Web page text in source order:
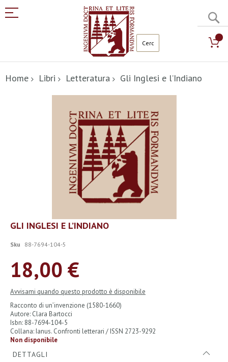
al
contenuto
Home Libri Letteratura Gli Inglesi e l’Indiano
Vai
all'inizio
galleria
immagini
GLI INGLESI E L’INDIANO
Sku 88-7694-104-5
18,00 €
Avvisami quando questo prodotto è disponibile
Racconto di un’invenzione (1580-1660)
Autore: Clara Bartocci
Isbn: 88-7694-104-5
Collana: Ianus. Confronti letterari / ISSN 2723-9292
Non disponibile
DETTAGLI